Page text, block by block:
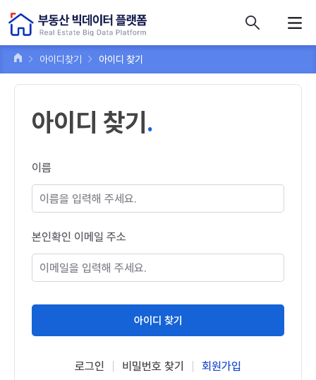
아이디찾기 아이디 찾기
아이디 찾기
이름
본인확인 이메일 주소
아이디 찾기
로그인 비밀번호 찾기 회원가입